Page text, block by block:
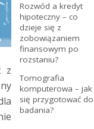
z
Rozwód a kredyt
hipoteczny – co
dzieje się z
zobowiązaniem
finansowym po
rozstaniu?
Tomografia
komputerowa – jak
się przygotować do
badania?